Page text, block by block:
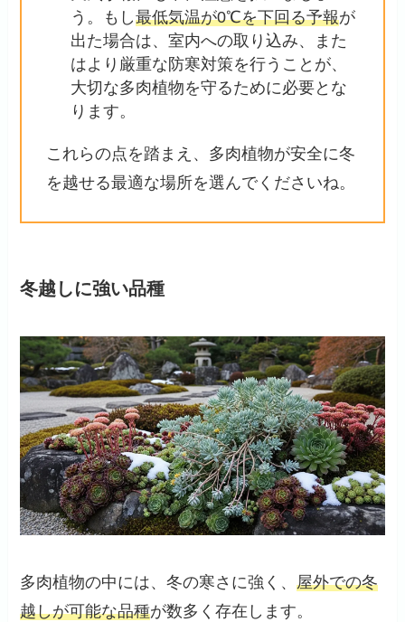
う。もし最低気温が0℃を下回る予報が
出た場合は、室内への取り込み、また
はより厳重な防寒対策を行うことが、
大切な多肉植物を守るために必要とな
ります。
これらの点を踏まえ、多肉植物が安全に冬
を越せる最適な場所を選んでくださいね。
冬越しに強い品種
多肉植物の中には、冬の寒さに強く、屋外での冬
越しが可能な品種が数多く存在します。